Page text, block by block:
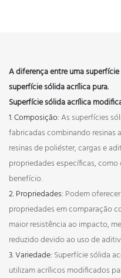
A diferença entre uma
superfície sólida acrílica pura.
Superfície sólida acrílica
1. Composição:As superfícies
fabricadas combinando resinas
resinas de poliéster, cargas e
propriedades específicas,
benefício.
2. Propriedades: Podem
propriedades em comparação
maior resistência ao impacto,
reduzido devido ao uso de
3. Variedade: Superfície sólida
utilizam acrílicos modificados